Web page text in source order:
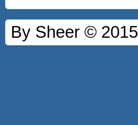
By Sheer © 2015